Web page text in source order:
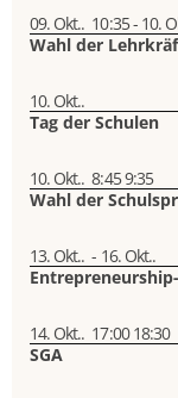
09. Okt.. 10:35- 10.
Wahl der
10. Okt..
Tag der Schulen
10. Okt.. 8:459:35
Wahl der
13. Okt.. - 16. Okt..
14. Okt.. 17:0018:30
SGA